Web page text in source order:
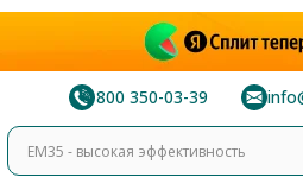
8 800 350-03-39